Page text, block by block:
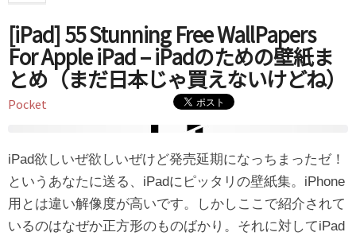
[iPad] 55 Stunning Free WallPapers
For Apple iPad – iPadのための壁紙ま
とめ（まだ日本じゃ買えないけどね）
Pocket
iPad欲しいぜ欲しいぜけど発売延期になっちまったゼ！
というあなたに送る、iPadにピッタリの壁紙集。iPhone
用とは違い解像度が高いです。しかしここで紹介されて
いるのはなぜか正方形のものばかり。それに対してiPad